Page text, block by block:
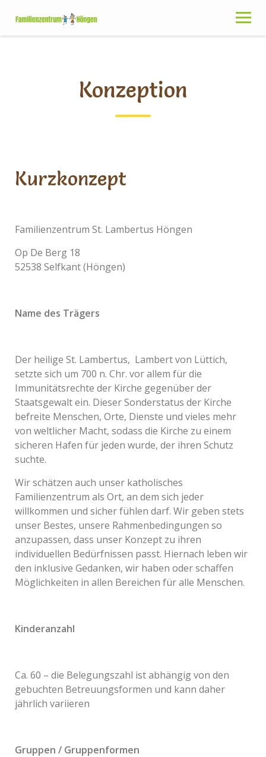
content
Konzeption
Kurzkonzept
Familienzentrum St. Lambertus Höngen
Op De Berg 18
52538 Selfkant (Höngen)
Name des Trägers
Der heilige St. Lambertus, Lambert von Lüttich,
setzte sich um 700 n. Chr. vor allem für die
Immunitätsrechte der Kirche gegenüber der
Staatsgewalt ein. Dieser Sonderstatus der Kirche
befreite Menschen, Orte, Dienste und vieles mehr
von weltlicher Macht, sodass die Kirche zu einem
sicheren Hafen für jeden wurde, der ihren Schutz
suchte.
Wir schätzen auch unser katholisches
Familienzentrum als Ort, an dem sich jeder
willkommen und sicher fühlen darf. Wir geben stets
unser Bestes, unsere Rahmenbedingungen so
anzupassen, dass unser Konzept zu ihren
individuellen Bedürfnissen passt. Hiernach leben wir
den inklusive Gedanken, wir haben oder schaffen
Möglichkeiten in allen Bereichen für alle Menschen.
Kinderanzahl
Ca. 60 – die Belegungszahl ist abhängig von den
gebuchten Betreuungsformen und kann daher
jährlich variieren
Gruppen / Gruppenformen